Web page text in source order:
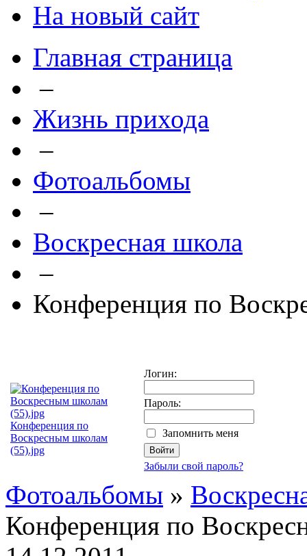
На новый сайт
Главная страница
–
Жизнь прихода
–
Фотоальбомы
–
Воскресная школа
–
Конференция по
Конференция по
Воскресным школам
(55).jpg
Логин:
Пароль:
Запомнить меня
Забыли свой пароль?
Фотоальбомы »
Конференция по